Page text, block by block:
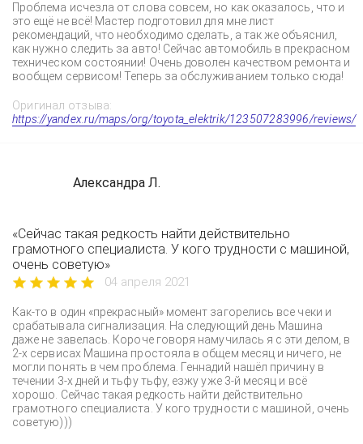
Проблема исчезла от слова совсем, но как оказалось, что и
это ещё не всё! Мастер подготовил для мне лист
рекомендаций, что необходимо сделать, а так же объяснил,
как нужно следить за авто! Сейчас автомобиль в прекрасном
техническом состоянии! Очень доволен качеством ремонта и
вообщем сервисом! Теперь за обслуживанием только сюда!
Оригинал отзыва:
https://yandex.ru/maps/org/toyota_elektrik/123507283996/reviews/
Александра Л.
«Сейчас такая редкость найти действительно
грамотного специалиста. У кого трудности с машиной,
очень советую»
04 апреля 2021
Как-то в один «прекрасный» момент загорелись все чеки и
срабатывала сигнализация. На следующий день Машина
даже не завелась. Короче говоря намучилась я с эти делом, в
2-х сервисах Машина простояла в общем месяц и ничего, не
могли понять в чем проблема. Геннадий нашёл причину в
течении 3-х дней и тьфу тьфу, езжу уже 3-й месяц и всё
хорошо. Сейчас такая редкость найти действительно
грамотного специалиста. У кого трудности с машиной, очень
советую)))